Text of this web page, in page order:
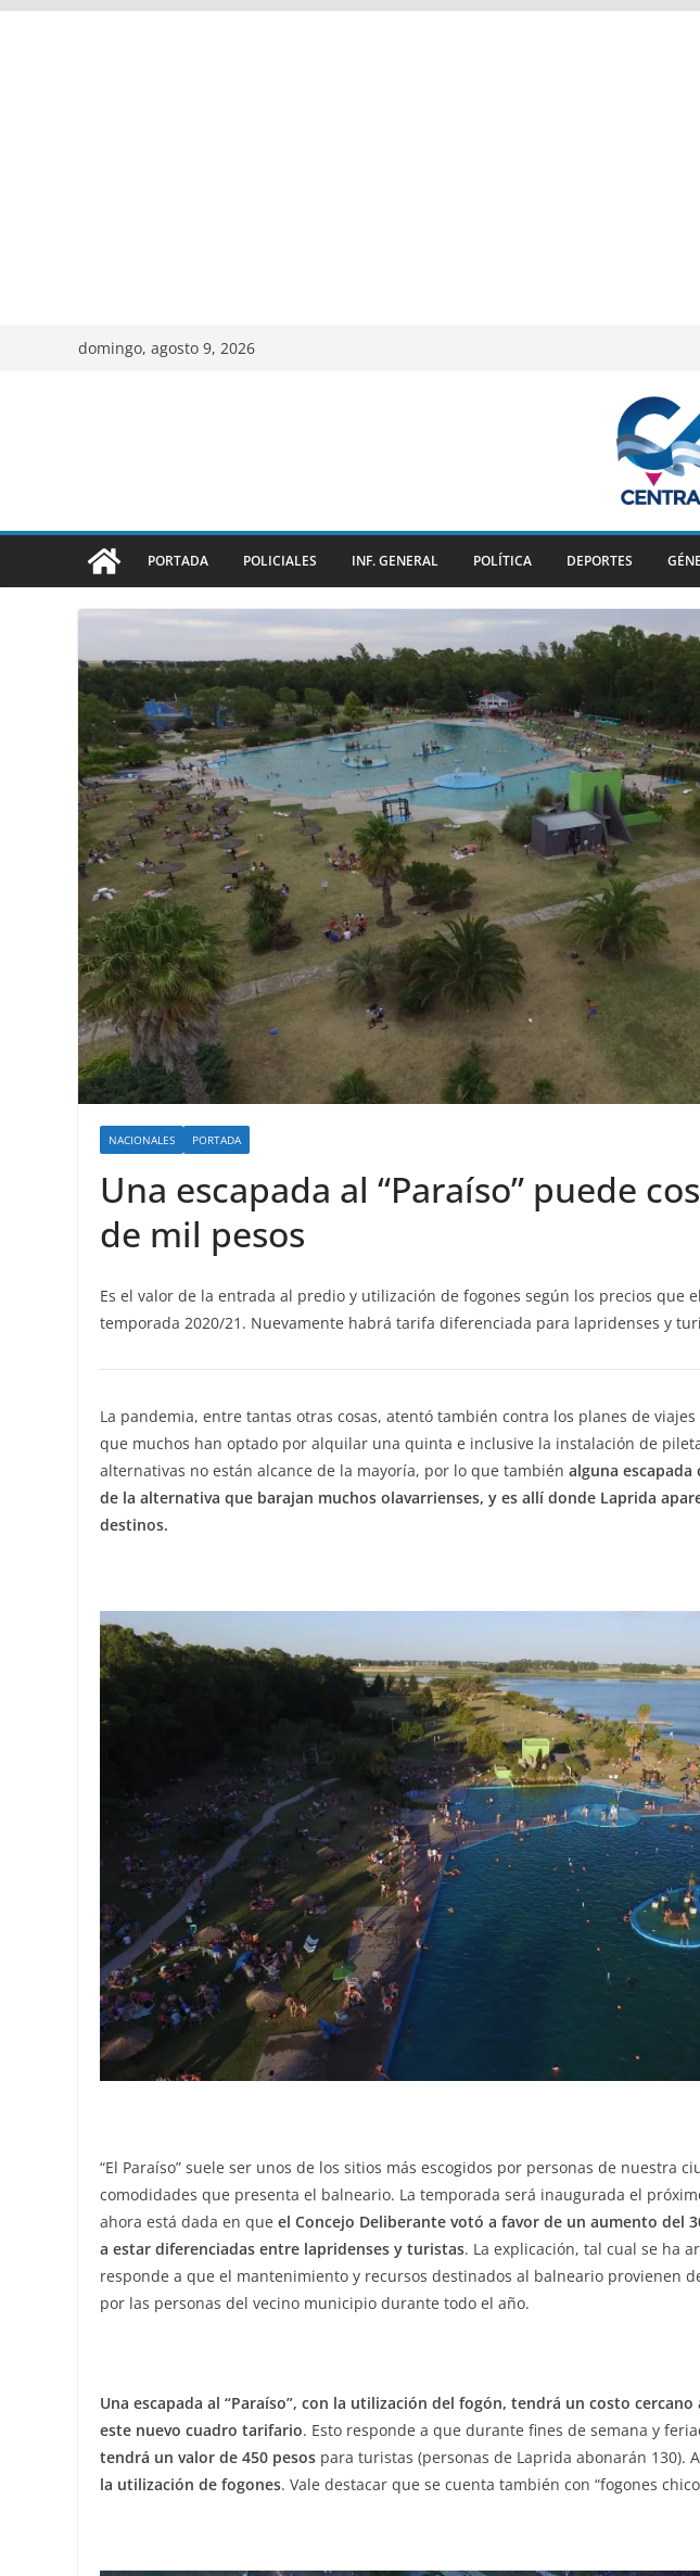
domingo, agosto 9, 2026
PORTADA POLICIALES INF. GENERAL POLÍTICA DEPORTES
NACIONALES PORTADA
Una escapada al “Paraíso” puede
de mil pesos
Es el valor de la entrada al predio y utilización de fogones según los precios que
temporada 2020/21. Nuevamente habrá tarifa diferenciada para lapridenses y
La pandemia, entre tantas otras cosas, atentó también contra los planes de
que muchos han optado por alquilar una quinta e inclusive la instalación de
alternativas no están alcance de la mayoría, por lo que también alguna
de la alternativa que barajan muchos olavarrienses, y es allí donde Laprida
destinos.
“El Paraíso” suele ser unos de los sitios más escogidos por personas de nuestra
comodidades que presenta el balneario. La temporada será inaugurada el
ahora está dada en que el Concejo Deliberante votó a favor de un aumento del
a estar diferenciadas entre lapridenses y turistas. La explicación, tal cual se ha
responde a que el mantenimiento y recursos destinados al balneario provienen
por las personas del vecino municipio durante todo el año.
Una escapada al “Paraíso”, con la utilización del fogón, tendrá un costo
este nuevo cuadro tarifario. Esto responde a que durante fines de semana y
tendrá un valor de 450 pesos para turistas (personas de Laprida abonarán 130).
la utilización de fogones. Vale destacar que se cuenta también con “fogones